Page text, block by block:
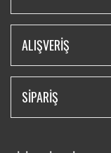
ALIŞVERİŞ
SİPARİŞ